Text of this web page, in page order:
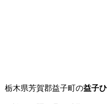
栃木県芳賀郡益子町の益子